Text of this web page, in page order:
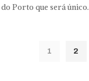
Porto que será único.
1 2